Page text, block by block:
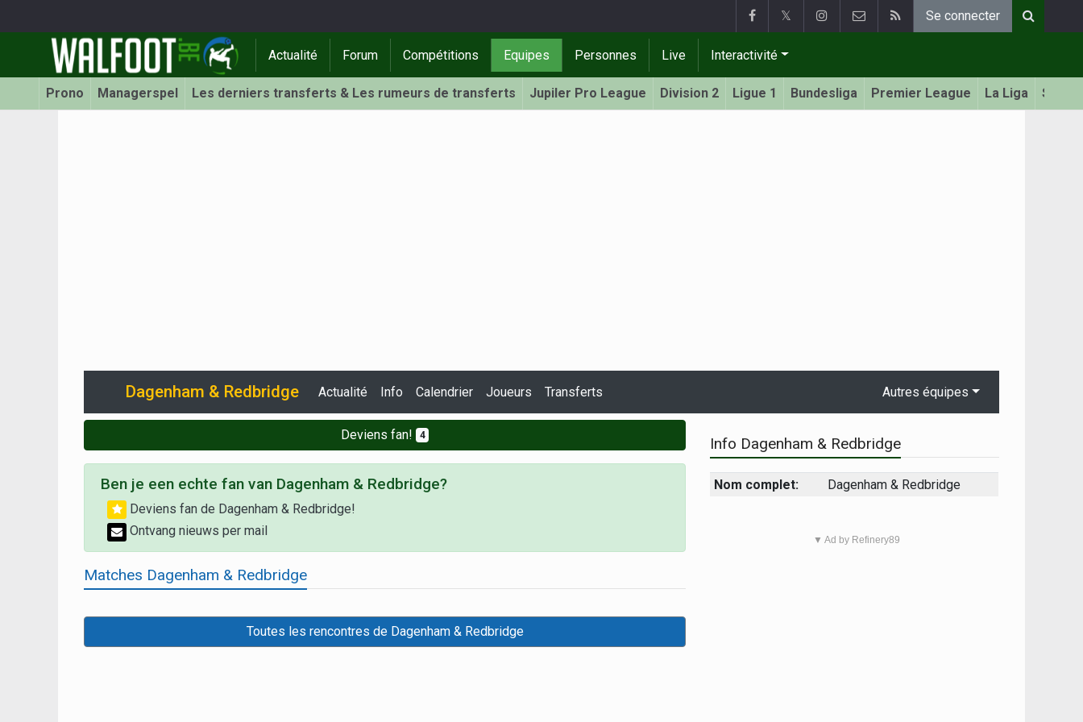
𝕏 Se connecter
Actualité Forum Compétitions Equipes Personnes Live Interactivité
Prono Managerspel Les derniers transferts & Les rumeurs de transferts Jupiler Pro League Division 2 Ligue 1 Bundesliga Premier League La Liga Serie
Dagenham & Redbridge Actualité Info Calendrier Joueurs Transferts Autres équipes
Deviens fan! 4
Ben je een echte fan van Dagenham & Redbridge?
Deviens fan de Dagenham & Redbridge!
Ontvang nieuws per mail
Matches Dagenham & Redbridge
Toutes les rencontres de Dagenham & Redbridge
Info Dagenham & Redbridge
Nom complet: Dagenham & Redbridge
▼ Ad by Refinery89